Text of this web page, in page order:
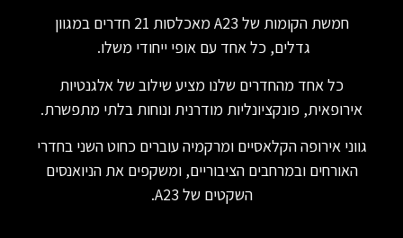
חמשת הקומות של A23 מאכלסות 21 חדרים במגוון
גדלים, כל אחד עם אופי ייחודי משלו.
כל אחד מהחדרים שלנו מציע שילוב של אלגנטיות
אירופאית, פונקציונליות מודרנית ונוחות בלתי מתפשרת.
גווני אירופה הקלאסיים ומרקמיה עוברים כחוט השני בחדרי
האורחים ובמרחבים הציבוריים, ומשקפים את הניואנסים
השקטים של A23.